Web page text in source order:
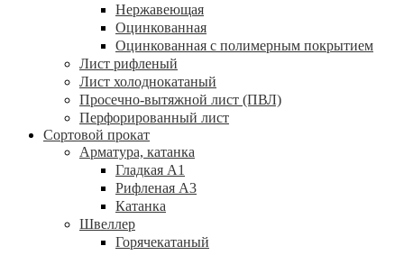
Нержавеющая
Оцинкованная
Оцинкованная с полимерным покрытием
Лист рифленый
Лист холоднокатаный
Просечно-вытяжной лист (ПВЛ)
Перфорированный лист
Сортовой прокат
Арматура, катанка
Гладкая А1
Рифленая А3
Катанка
Швеллер
Горячекатаный